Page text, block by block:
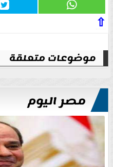
⇧
موضوعات متعلقة
مصر اليوم